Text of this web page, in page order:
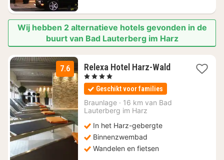
Wij hebben 2 alternatieve hotels gevonden in de
buurt van Bad Lauterberg im Harz
7.6 Relexa Hotel Harz-Wald1
179
, 4 Sterren
Geschikt voor families
Braunlage · 16 km van Bad
Lauterberg im Harz
In het Harz-gebergte
Binnenzwembad
Wandelen en fietsen